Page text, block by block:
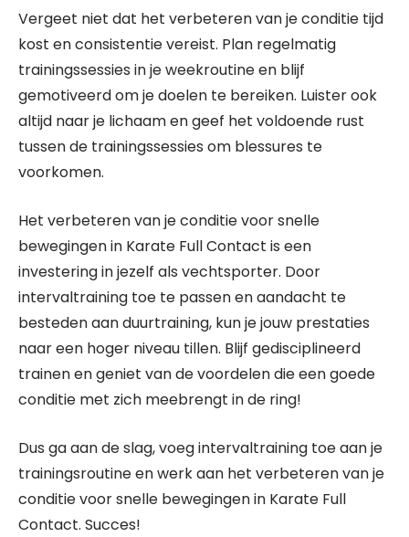
Vergeet niet dat het verbeteren van je conditie tijd
kost en consistentie vereist. Plan regelmatig
trainingssessies in je weekroutine en blijf
gemotiveerd om je doelen te bereiken. Luister ook
altijd naar je lichaam en geef het voldoende rust
tussen de trainingssessies om blessures te
voorkomen.
Het verbeteren van je conditie voor snelle
bewegingen in Karate Full Contact is een
investering in jezelf als vechtsporter. Door
intervaltraining toe te passen en aandacht te
besteden aan duurtraining, kun je jouw prestaties
naar een hoger niveau tillen. Blijf gedisciplineerd
trainen en geniet van de voordelen die een goede
conditie met zich meebrengt in de ring!
Dus ga aan de slag, voeg intervaltraining toe aan je
trainingsroutine en werk aan het verbeteren van je
conditie voor snelle bewegingen in Karate Full
Contact. Succes!